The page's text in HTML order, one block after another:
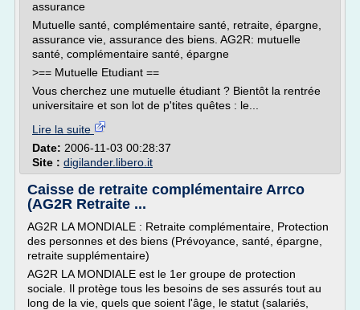
assurance
Mutuelle santé, complémentaire santé, retraite, épargne,
assurance vie, assurance des biens. AG2R: mutuelle
santé, complémentaire santé, épargne
>== Mutuelle Etudiant ==
Vous cherchez une mutuelle étudiant ? Bientôt la rentrée
universitaire et son lot de p'tites quêtes : le...
Lire la suite
Date: 2006-11-03 00:28:37
Site : digilander.libero.it
Caisse de retraite complémentaire Arrco
(AG2R Retraite ...
AG2R LA MONDIALE : Retraite complémentaire, Protection
des personnes et des biens (Prévoyance, santé, épargne,
retraite supplémentaire)
AG2R LA MONDIALE est le 1er groupe de protection
sociale. Il protège tous les besoins de ses assurés tout au
long de la vie, quels que soient l'âge, le statut (salariés,